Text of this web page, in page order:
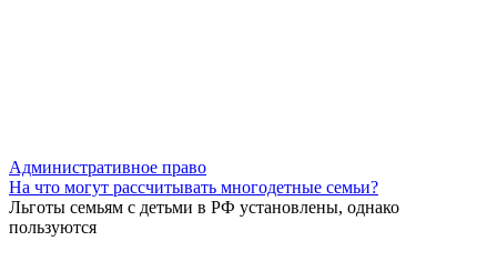
Административное право
На что могут рассчитывать многодетные семьи?
Льготы семьям с детьми в РФ установлены, однако
пользуются